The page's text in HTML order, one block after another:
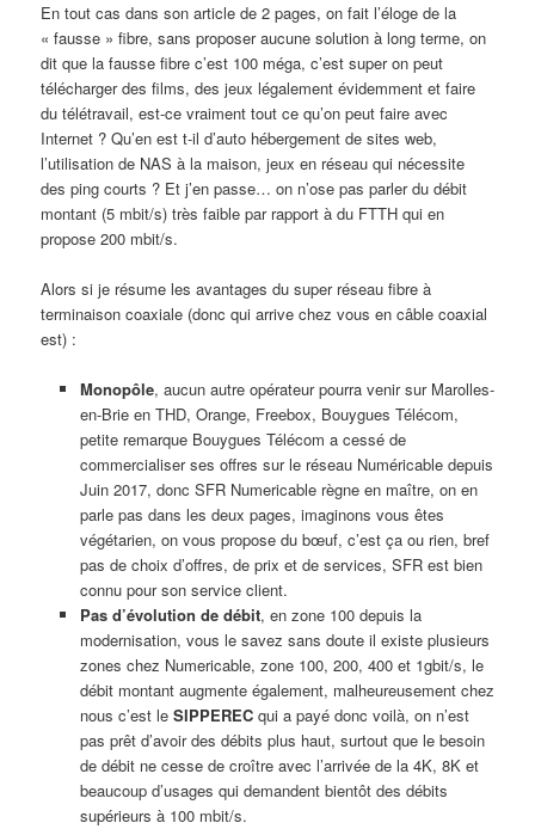
En tout cas dans son article de 2 pages, on fait l’éloge de la
« fausse » fibre, sans proposer aucune solution à long terme, on
dit que la fausse fibre c’est 100 méga, c’est super on peut
télécharger des films, des jeux légalement évidemment et faire
du télétravail, est-ce vraiment tout ce qu’on peut faire avec
Internet ? Qu’en est t-il d’auto hébergement de sites web,
l’utilisation de NAS à la maison, jeux en réseau qui nécessite
des ping courts ? Et j’en passe… on n’ose pas parler du débit
montant (5 mbit/s) très faible par rapport à du FTTH qui en
propose 200 mbit/s.
Alors si je résume les avantages du super réseau fibre à
terminaison coaxiale (donc qui arrive chez vous en câble coaxial
est) :
Monopôle, aucun autre opérateur pourra venir sur Marolles-
en-Brie en THD, Orange, Freebox, Bouygues Télécom,
petite remarque Bouygues Télécom a cessé de
commercialiser ses offres sur le réseau Numéricable depuis
Juin 2017, donc SFR Numericable règne en maître, on en
parle pas dans les deux pages, imaginons vous êtes
végétarien, on vous propose du bœuf, c’est ça ou rien, bref
pas de choix d’offres, de prix et de services, SFR est bien
connu pour son service client.
Pas d’évolution de débit, en zone 100 depuis la
modernisation, vous le savez sans doute il existe plusieurs
zones chez Numericable, zone 100, 200, 400 et 1gbit/s, le
débit montant augmente également, malheureusement chez
nous c’est le SIPPERECqui a payé donc voilà, on n’est
pas prêt d’avoir des débits plus haut, surtout que le besoin
de débit ne cesse de croître avec l’arrivée de la 4K, 8K et
beaucoup d’usages qui demandent bientôt des débits
supérieurs à 100 mbit/s.